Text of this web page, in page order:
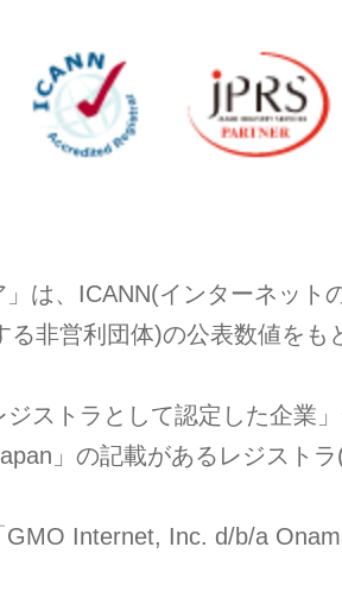
は、ICANN(インターネット
る非営利団体)の公表数値をも
ストラとして認定した企業
」の記載があるレジスト
Internet, Inc. d/b/a